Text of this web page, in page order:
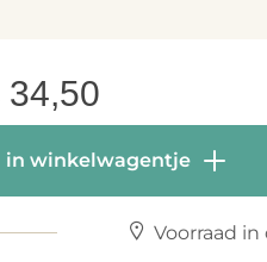
34,50
in winkelwagentje
Voorraad